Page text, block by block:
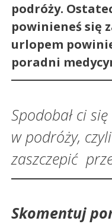
podróży.
powinieneś się
urlopem
poradni
Spodobał ci
w podróży,
zaszczepić
Skomentuj